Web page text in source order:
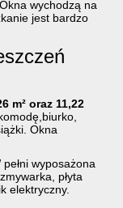
wychodzą na
jest bardzo
m² oraz 11,22
Okna
pełni wyposażona
płyta
elektryczny.